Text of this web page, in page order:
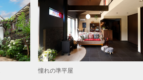
憧れの準平屋